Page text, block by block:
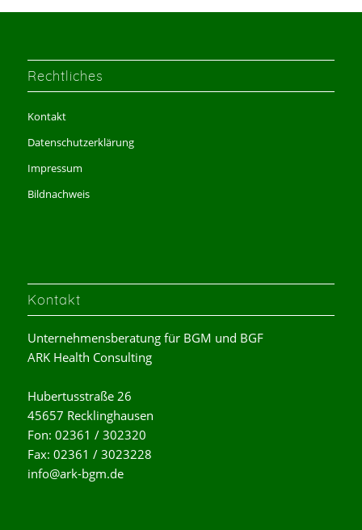
Rechtliches
Kontakt
Datenschutzerklärung
Impressum
Bildnachweis
Kontakt
Unternehmensberatung für BGM und BGF
ARK Health Consulting
Hubertusstraße 26
45657 Recklinghausen
Fon: 02361 / 302320
Fax: 02361 / 3023228
info@ark-bgm.de